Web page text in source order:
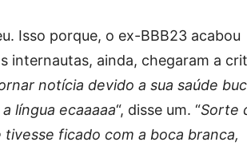
Isso porque, o ex-BBB23 acabou
internautas, ainda, chegaram a
notícia devido a sua saúde
língua ecaaaaa“, disse um. “Sorte
ficado com a boca branca,